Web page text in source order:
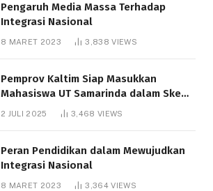
Pengaruh Media Massa Terhadap
Integrasi Nasional
8 MARET 2023 3,838VIEWS
Pemprov Kaltim Siap Masukkan
Mahasiswa UT Samarinda dalam Skema
Bantuan Pendidikan Gratispol
2 JULI 2025 3,468 VIEWS
Peran Pendidikan dalam Mewujudkan
Integrasi Nasional
8 MARET 2023 3,364VIEWS